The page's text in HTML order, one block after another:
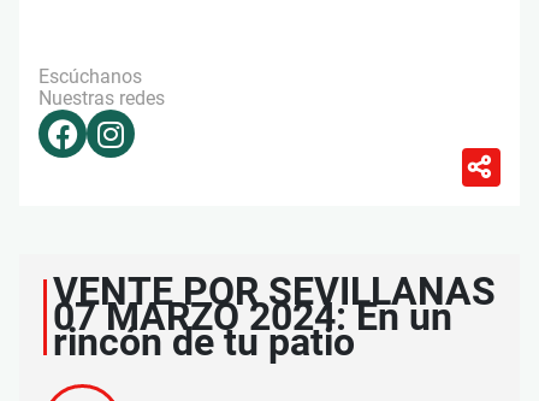
Escúchanos
Nuestras redes
VENTE POR SEVILLANAS
07 MARZO 2024: En un
rincón de tu patio